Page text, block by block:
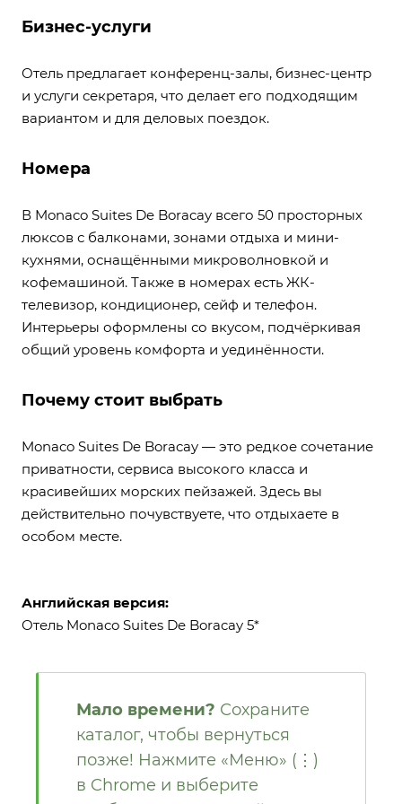
Бизнес-услуги
Отель предлагает конференц-залы, бизнес-центр
и услуги секретаря, что делает его подходящим
вариантом и для деловых поездок.
Номера
В Monaco Suites De Boracay всего 50 просторных
люксов с балконами, зонами отдыха и мини-
кухнями, оснащёнными микроволновкой и
кофемашиной. Также в номерах есть ЖК-
телевизор, кондиционер, сейф и телефон.
Интерьеры оформлены со вкусом, подчёркивая
общий уровень комфорта и уединённости.
Почему стоит выбрать
Monaco Suites De Boracay — это редкое сочетание
приватности, сервиса высокого класса и
красивейших морских пейзажей. Здесь вы
действительно почувствуете, что отдыхаете в
особом месте.
Английская версия:
Отель Monaco Suites De Boracay 5*
Мало времени? Сохраните
каталог, чтобы вернуться
позже! Нажмите «Меню» (⋮)
в Chrome и выберите